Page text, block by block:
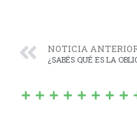
NOTICIA